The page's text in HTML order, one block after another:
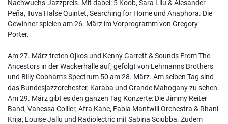
Nachwuchs-Jazzpreis. Mit dabei: 5 Koob, Sara Lilu & Alesander
Peña, Tuva Halse Quintet, Searching for Home und Anaphora. Die
Gewinner spielen am 26. März im Vorprogramm von Gregory
Porter.
Am 27. März treten Ojkos und Kenny Garrett & Sounds From The
Ancestors in der Wackerhalle auf, gefolgt von Lehmanns Brothers
und Billy Cobham’s Spectrum 50 am 28. März. Am selben Tag sind
das Bundesjazzorchester, Karaba und Grande Mahogany zu sehen.
Am 29. März gibt es den ganzen Tag Konzerte: Die Jimmy Reiter
Band, Vanessa Collier, Afra Kane, Fabia Mantwill Orchestra & Rhani
Krija, Louise Jallu und Radiolectric mit Sabina Sciubba. Zudem